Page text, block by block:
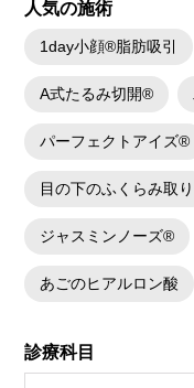
人気の施術
1day小顔®脂肪吸引
A式たるみ切開®
パーフェクトアイズ®
目の下のふくらみ取り
ジャスミンノーズ®
あごのヒアルロン酸
診療科目